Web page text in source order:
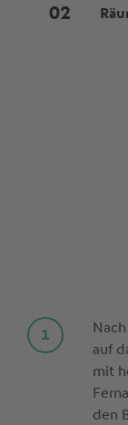
auf
mit
den